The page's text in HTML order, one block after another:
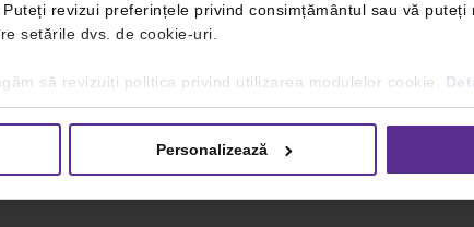
revizui preferințele privind consimțământul sau vă puteți
setările dvs. de cookie-uri.
să revizuiți politica privind utilizarea modulelor cookie.
Personalizează